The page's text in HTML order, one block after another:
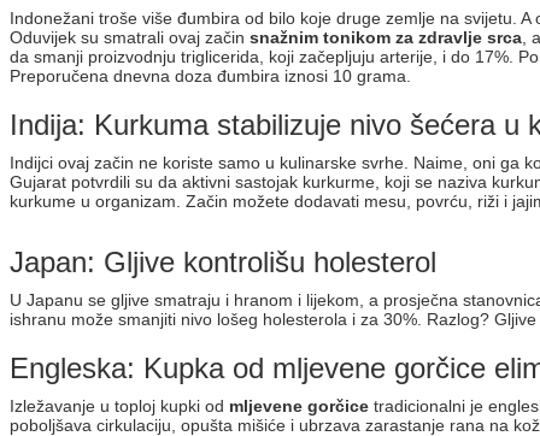
Indonežani troše više đumbira od bilo koje druge zemlje na svijetu.
Oduvijek su smatrali ovaj začin snažnim tonikom za zdravlje srca ,
da smanji proizvodnju triglicerida, koji začepljuju arterije, i do 17%.
Preporučena dnevna doza đumbira iznosi 10 grama.
Indija: Kurkuma stabilizuje nivo šećera u
Indijci ovaj začin ne koriste samo u kulinarske svrhe. Naime, oni ga
Gujarat potvrdili su da aktivni sastojak kurkurme, koji se naziva
kurkume u organizam. Začin možete dodavati mesu, povrću, riži i
Japan: Gljive kontrolišu holesterol
U Japanu se gljive smatraju i hranom i lijekom, a prosječna
ishranu može smanjiti nivo lošeg holesterola i za 30%. Razlog?
Engleska: Kupka od mljevene gorčice
Izležavanje u toploj kupki od mljevene gorčice tradicionalni je
poboljšava cirkulaciju, opušta mišiće i ubrzava zarastanje rana na